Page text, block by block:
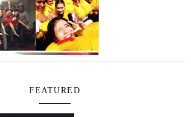
FEATURED